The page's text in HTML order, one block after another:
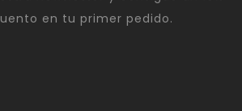
en tu primer pedido.